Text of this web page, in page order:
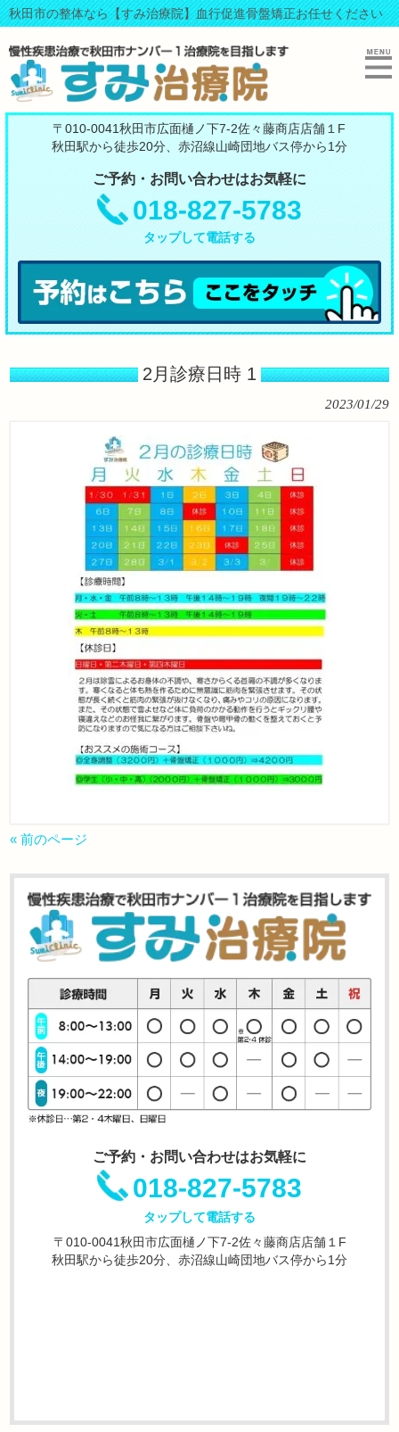
秋田市の整体なら【すみ治療院】血行促進骨盤矯正お任せください
〒010-0041秋田市広面樋ノ下7-2佐々藤商店店舗１F
秋田駅から徒歩20分、赤沼線山崎団地バス停から1分
ご予約・お問い合わせはお気軽に
018-827-5783
タップして電話する
2月診療日時 1
2023/01/29
« 前のページ
ご予約・お問い合わせはお気軽に
018-827-5783
タップして電話する
〒010-0041秋田市広面樋ノ下7-2佐々藤商店店舗１F
秋田駅から徒歩20分、赤沼線山崎団地バス停から1分